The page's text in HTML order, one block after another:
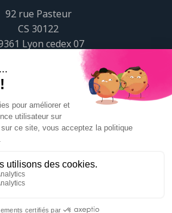
92 rue Pasteur
CS 30122
Lyon cedex 07
lyon.fr
+33 (0)4 37 37 82 01
embed/Qm-prNOXepo